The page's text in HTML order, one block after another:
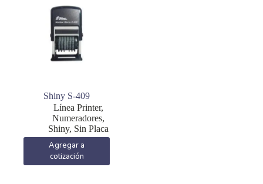
Shiny S-409
Línea Printer,
Numeradores,
Shiny, Sin Placa
Agregar a
cotización